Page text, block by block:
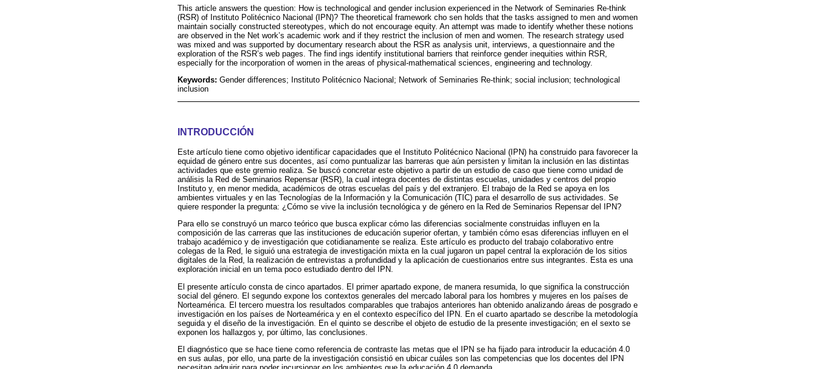
This article answers the question: How is technological and gender inclusion experienced in the Network of Seminaries Re-think
(RSR) of Instituto Politécnico Nacional (IPN)? The theoretical framework cho sen holds that the tasks assigned to men and women
maintain socially constructed stereotypes, which do not encourage equity. An attempt was made to identify whether these notions
are observed in the Net work’s academic work and if they restrict the inclusion of men and women. The research strategy used
was mixed and was supported by documentary research about the RSR as analysis unit, interviews, a questionnaire and the
exploration of the RSR’s web pages. The find ings identify institutional barriers that reinforce gender inequities within RSR,
especially for the incorporation of women in the areas of physical-mathematical sciences, engineering and technology.
Keywords: Gender differences; Instituto Politécnico Nacional; Network of Seminaries Re-think; social inclusion; technological
inclusion
INTRODUCCIÓN
Este artículo tiene como objetivo identificar capacidades que el Instituto Politécnico Nacional (IPN) ha construido para favorecer la
equidad de género entre sus docentes, así como puntualizar las barreras que aún persisten y limitan la inclusión en las distintas
actividades que este gremio realiza. Se buscó concretar este objetivo a partir de un estudio de caso que tiene como unidad de
análisis la Red de Seminarios Repensar (RSR), la cual integra docentes de distintas escuelas, unidades y centros del propio
Instituto y, en menor medida, académicos de otras escuelas del país y del extranjero. El trabajo de la Red se apoya en los
ambientes virtuales y en las Tecnologías de la Información y la Comunicación (TIC) para el desarrollo de sus actividades. Se
quiere responder la pregunta: ¿Cómo se vive la inclusión tecnológica y de género en la Red de Seminarios Repensar del IPN?
Para ello se construyó un marco teórico que busca explicar cómo las diferencias socialmente construidas influyen en la
composición de las carreras que las instituciones de educación superior ofertan, y también cómo esas diferencias influyen en el
trabajo académico y de investigación que cotidianamente se realiza. Este artículo es producto del trabajo colaborativo entre
colegas de la Red, le siguió una estrategia de investigación mixta en la cual jugaron un papel central la exploración de los sitios
digitales de la Red, la realización de entrevistas a profundidad y la aplicación de cuestionarios entre sus integrantes. Esta es una
exploración inicial en un tema poco estudiado dentro del IPN.
El presente artículo consta de cinco apartados. El primer apartado expone, de manera resumida, lo que significa la construcción
social del género. El segundo expone los contextos generales del mercado laboral para los hombres y mujeres en los países de
Norteamérica. El tercero muestra los resultados comparables que trabajos anteriores han obtenido analizando áreas de posgrado e
investigación en los países de Norteamérica y en el contexto específico del IPN. En el cuarto apartado se describe la metodología
seguida y el diseño de la investigación. En el quinto se describe el objeto de estudio de la presente investigación; en el sexto se
exponen los hallazgos y, por último, las conclusiones.
El diagnóstico que se hace tiene como referencia de contraste las metas que el IPN se ha fijado para introducir la educación 4.0
en sus aulas, por ello, una parte de la investigación consistió en ubicar cuáles son las competencias que los docentes del IPN